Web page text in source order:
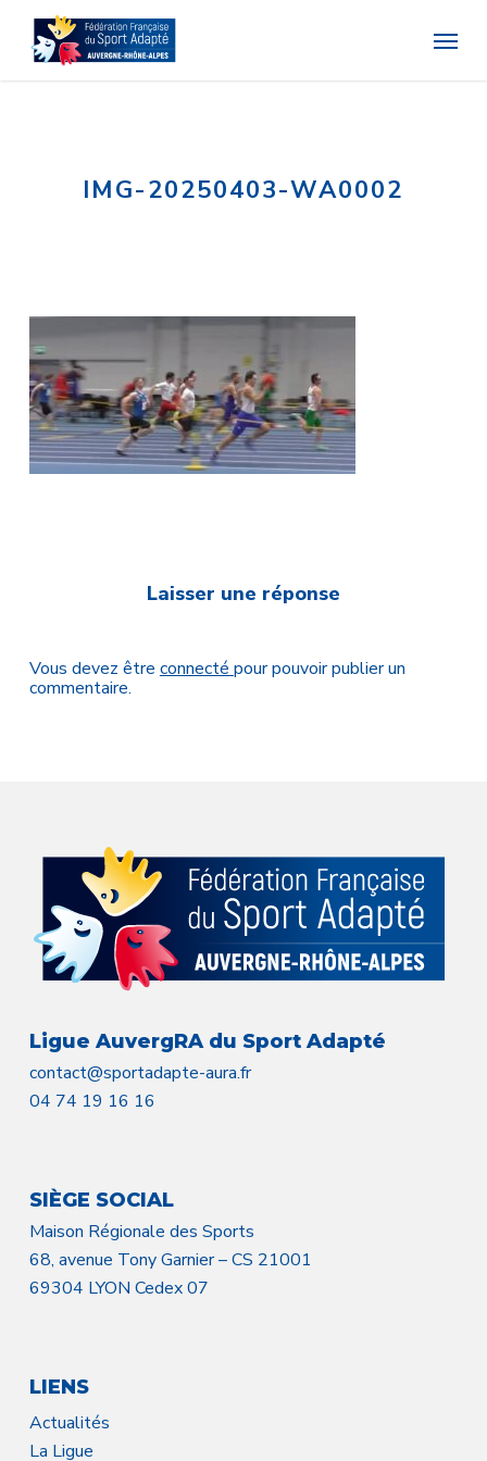
main
content
Menu
IMG-20250403-WA0002
Laisser une réponse
Vous devez être connecté pour pouvoir publier un
commentaire.
Ligue AuvergRA du Sport Adapté
contact@sportadapte-aura.fr
04 74 19 16 16
SIÈGE SOCIAL
Maison Régionale des Sports
68, avenue Tony Garnier – CS 21001
69304 LYON Cedex 07
LIENS
Actualités
La Ligue